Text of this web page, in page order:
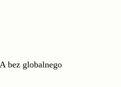
bez globalnego